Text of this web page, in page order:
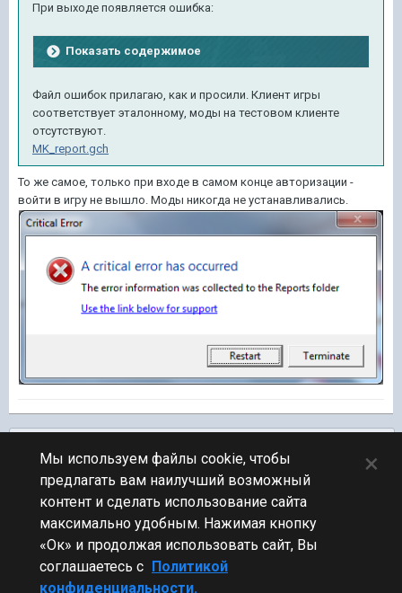
При выходе появляется ошибка:
Показать содержимое
Файл ошибок прилагаю, как и просили. Клиент игры
соответствует эталонному, моды на тестовом клиенте
отсутствуют.
MK_report.gch
То же самое, только при входе в самом конце авторизации -
войти в игру не вышло. Моды никогда не устанавливались.
ПЕРЕЙТИ К СПИСКУ ТЕМ
Общий тест
Стиль
Мы используем файлы cookie, чтобы
предлагать вам наилучший возможный
контент и сделать использование сайта
максимально удобным. Нажимая кнопку
«Ок» и продолжая использовать сайт, Вы
соглашаетесь с Политикой
конфиденциальности.
×